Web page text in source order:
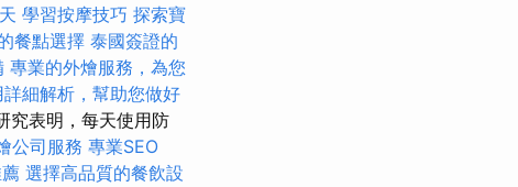
學習按摩技巧 探索寶
餐點選擇 泰國簽證的
專業的外燴服務，為您
細解析，幫助您做好
究表明，每天使用防
公司服務 專業SEO
選擇高品質的餐飲設